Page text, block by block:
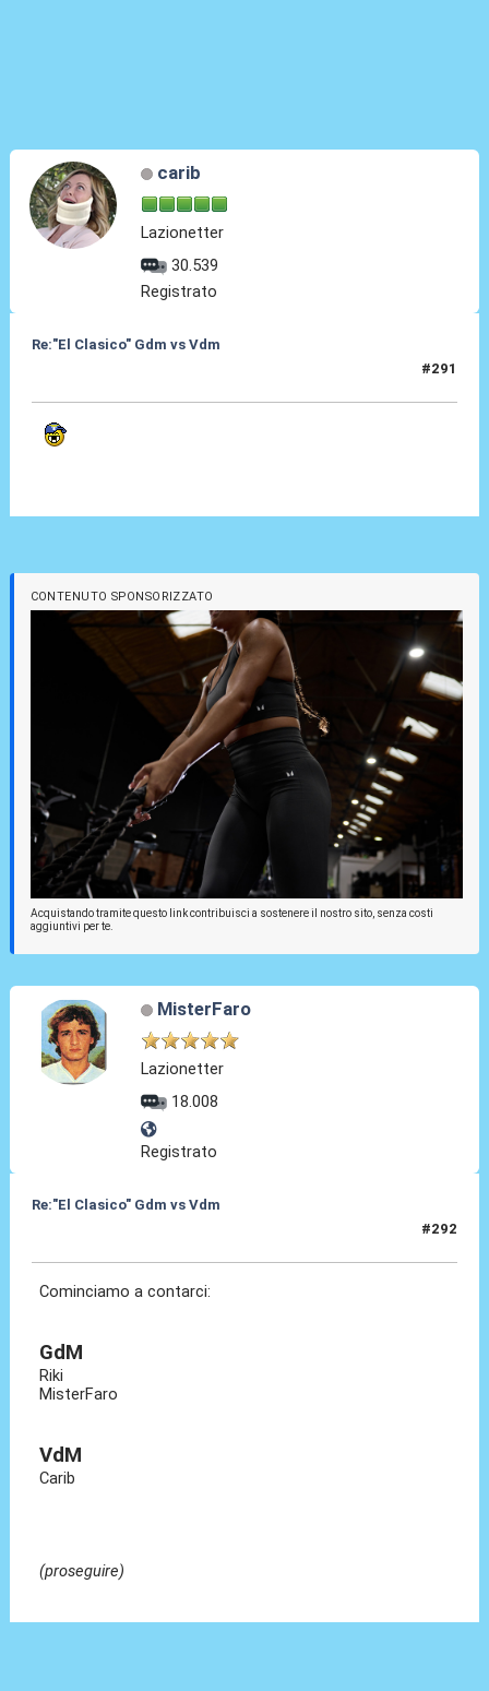
carib
Lazionetter
30.539
Registrato
Re:"El Clasico" Gdm vs Vdm
#291
CONTENUTO SPONSORIZZATO
Acquistando tramite questo link contribuisci a sostenere il nostro sito, senza costi
aggiuntivi per te.
MisterFaro
Lazionetter
18.008
Registrato
Re:"El Clasico" Gdm vs Vdm
#292
Cominciamo a contarci:
GdM
Riki
MisterFaro
VdM
Carib
(proseguire)